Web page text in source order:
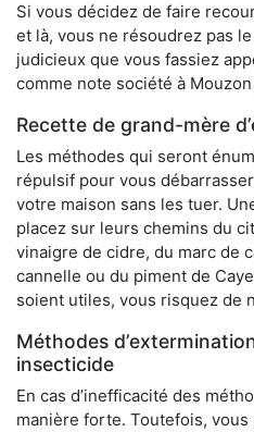
Si vous décidez de faire
et là, vous ne résoudrez pas
judicieux que vous fassiez
comme note société à
Recette de grand-mère
Les méthodes qui seront
répulsif pour vous
votre maison sans les tuer.
placez sur leurs chemins du
vinaigre de cidre, du marc de
cannelle ou du piment de
soient utiles, vous risquez de
Méthodes
insecticide
En cas d’inefficacité des
manière forte. Toutefois,